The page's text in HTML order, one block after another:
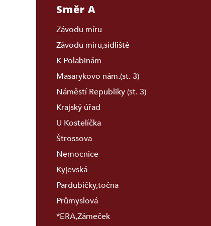
Směr A
Závodu míru
Závodu míru,sídliště
K Polabinám
Masarykovo nám.(st. 3)
Náměstí Republiky (st. 3)
Krajský úřad
U Kostelíčka
Štrossova
Nemocnice
Kyjevská
Pardubičky,točna
Průmyslová
*ERA,Zámeček